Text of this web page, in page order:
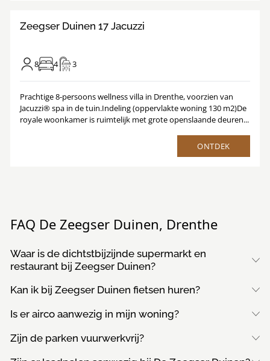
Zeegser Duinen 17 Jacuzzi
8 4 3
Prachtige 8-persoons wellness villa in Drenthe, voorzien van
Jacuzzi® spa in de tuin.Indeling (oppervlakte woning 130 m2)De
royale woonkamer is ruimtelijk met grote openslaande deuren...
ONTDEK
FAQ De Zeegser Duinen, Drenthe
Waar is de dichtstbijzijnde supermarkt en
restaurant bij Zeegser Duinen?
Kan ik bij Zeegser Duinen fietsen huren?
Is er airco aanwezig in mijn woning?
Zijn de parken vuurwerkvrij?